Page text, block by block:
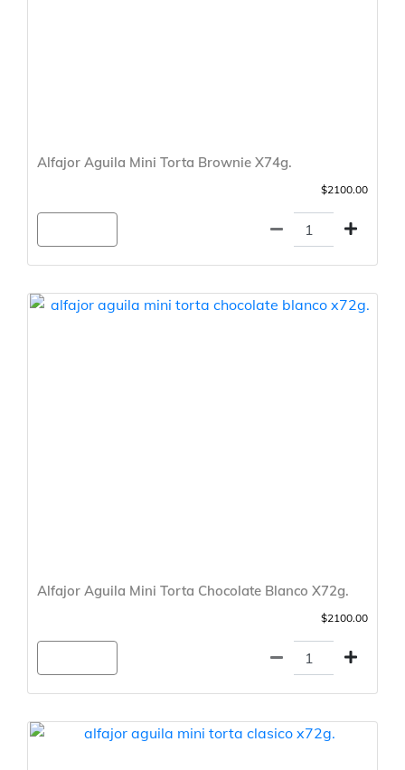
Alfajor Aguila Mini Torta Brownie X74g.
$2100.00
Alfajor Aguila Mini Torta Chocolate Blanco X72g.
$2100.00